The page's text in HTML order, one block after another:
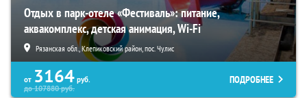
Отдых в парк-отеле «Фестиваль»: питание,
аквакомплекс, детская анимация, Wi-Fi
Рязанская обл., Клепиковский район, пос. Чулис
от 3164 руб.
до107880руб.
ПОДРОБНЕЕ